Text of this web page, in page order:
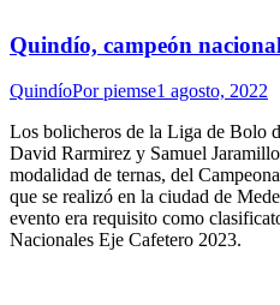
Quindío, campeón
QuindíoPorpiemse1 agosto, 2022
Los bolicheros de la Liga de Bolo
David Rarmirez y Samuel
modalidad de ternas, del
que se realizó en la ciudad de
evento era requisito como
Nacionales Eje Cafetero 2023.